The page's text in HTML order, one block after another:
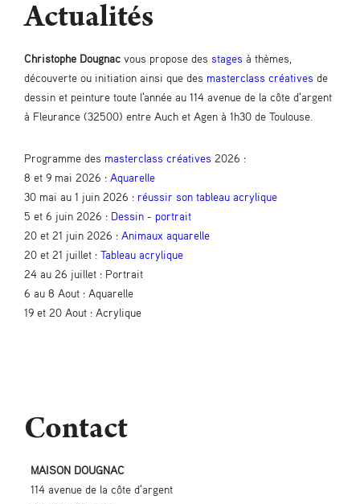
Actualités
Christophe Dougnac vous propose des stages à thèmes,
découverte ou initiation ainsi que des masterclass créatives de
dessin et peinture toute l'année au 114 avenue de la côte d'argent
à Fleurance (32500) entre Auch et Agen à 1h30 de Toulouse.
Programme des masterclass créatives 2026 :
8 et 9 mai 2026 : Aquarelle
30 mai au 1 juin 2026 : réussir son tableau acrylique
5 et 6 juin 2026 : Dessin - portrait
20 et 21 juin 2026 : Animaux aquarelle
20 et 21 juillet : Tableau acrylique
24 au 26 juillet : Portrait
6 au 8 Aout : Aquarelle
19 et 20 Aout : Acrylique
Contact
MAISON DOUGNAC
114 avenue de la côte d'argent